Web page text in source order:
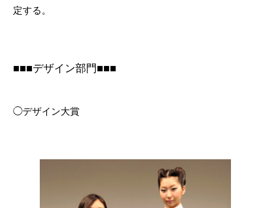
定する。
■■■デザイン部門■■■
◯デザイン大賞